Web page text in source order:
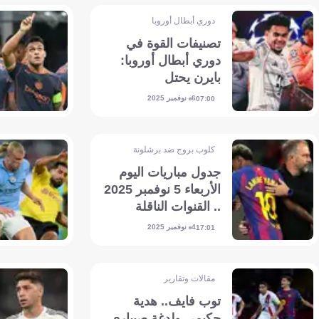
دوري أبطال أوروبا
تصنيفات القوة في
دوري أبطال أوروبا:
بايرن يحتل
الصدارة..وتراجع ريال
07:006 نوفمبر 2025
كلوب بروج ضد برشلونة
جدول مباريات اليوم
الأربعاء 5 نوفمبر 2025
.. القنوات الناقلة
والمعلقين
17:014 نوفمبر 2025
مقالات وتقارير
توب فايف.. هدية